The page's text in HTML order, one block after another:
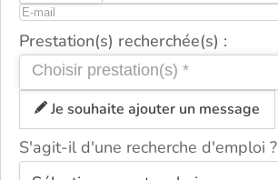
Prestation(s) recherchée(s) :
Je souhaite ajouter un message
S'agit-il d'une recherche d'emploi ?
ou